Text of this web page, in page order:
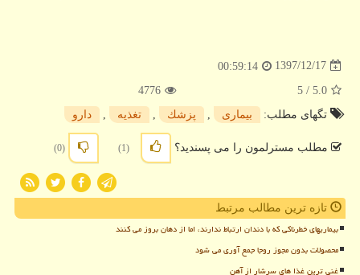
1397/12/17
00:59:14
5.0
/ 5
4776
تگهای مطلب:
بیماری پزشك تغذیه دارو
مطلب مسترلمون را می پسندید؟ (1)
(0)
تازه ترین مطالب مرتبط
بیماریهای خطرناکی که با دندان ارتباط ندارند، اما از دهان بروز می کنند
محصولات بدون مجوز روجا جمع آوری می شود
غنی ترین غذا های سرشار از آهن